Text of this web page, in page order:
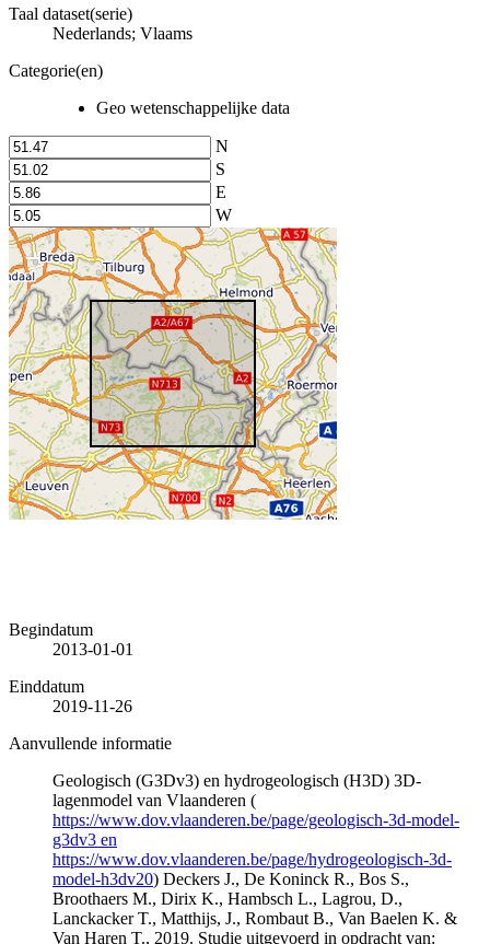
Taal dataset(serie)
Nederlands; Vlaams
Categorie(en)
Geo wetenschappelijke data
N
S
E
W
Begindatum
2013-01-01
Einddatum
2019-11-26
Aanvullende informatie
Geologisch (G3Dv3) en hydrogeologisch (H3D) 3D-
lagenmodel van Vlaanderen (
https://www.dov.vlaanderen.be/page/geologisch-3d-model-
g3dv3 en
https://www.dov.vlaanderen.be/page/hydrogeologisch-3d-
model-h3dv20) Deckers J., De Koninck R., Bos S.,
Broothaers M., Dirix K., Hambsch L., Lagrou, D.,
Lanckacker T., Matthijs, J., Rombaut B., Van Baelen K. &
Van Haren T., 2019. Studie uitgevoerd in opdracht van: